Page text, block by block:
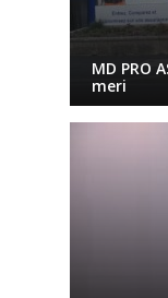
MD PRO
meri